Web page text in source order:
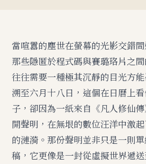
當喧囂的塵世在螢幕的光影交錯間
那些隱匿於程式碼與賽璐珞片之間
往往需要一種極其沉靜的目光方
溯至六月十八日，這個在日曆上
子，卻因為一紙來自《凡人修仙
開聲明，在無垠的數位汪洋中激
的漣漪。那份聲明並非只是一則
稿，它更像是一封從虛擬世界遞